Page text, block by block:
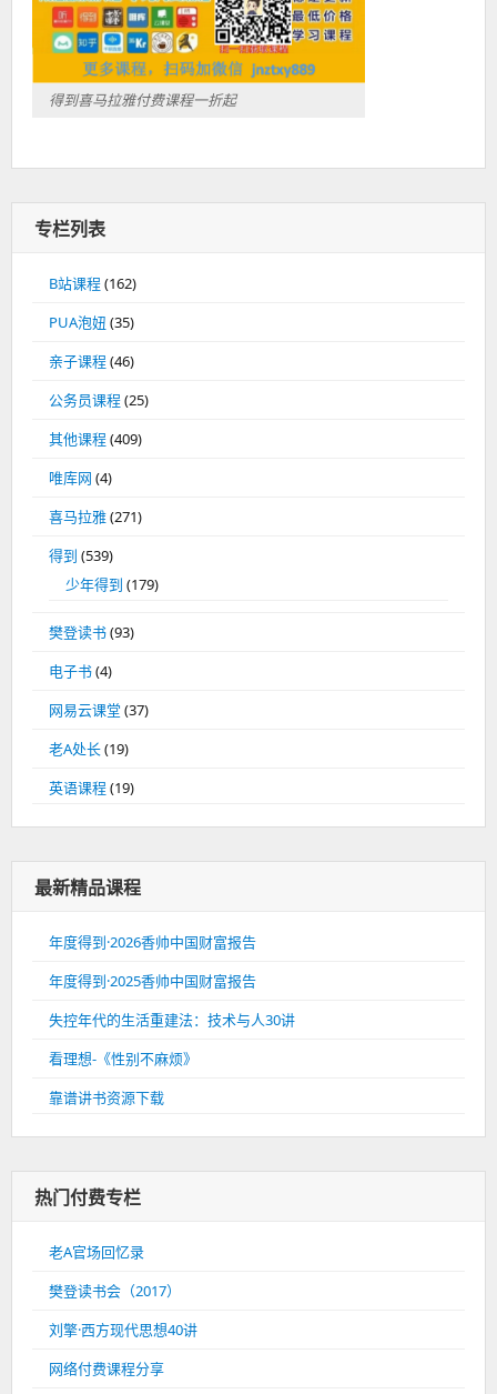
得到喜马拉雅付费课程一折起
专栏列表
B站课程(162)
PUA泡妞 (35)
亲子课程(46)
公务员课程(25)
其他课程(409)
唯库网 (4)
喜马拉雅(271)
得到 (539)
少年得到 (179)
樊登读书(93)
电子书(4)
网易云课堂 (37)
老A处长(19)
英语课程(19)
最新精品课程
年度得到·2026香帅中国财富报告
年度得到·2025香帅中国财富报告
失控年代的生活重建法：技术与人30讲
看理想-《性别不麻烦》
靠谱讲书资源下载
热门付费专栏
老A官场回忆录
樊登读书会（2017）
刘擎·西方现代思想40讲
网络付费课程分享